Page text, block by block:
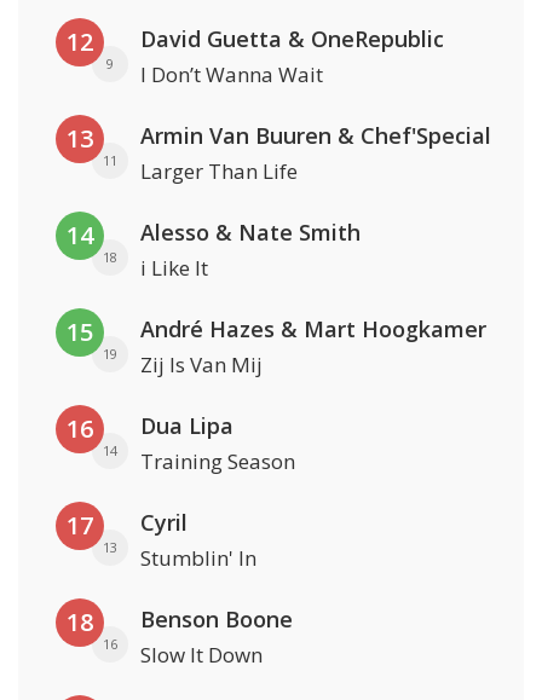
12
9
David Guetta & OneRepublic
I Don’t Wanna Wait
13
11
Armin Van Buuren & Chef'Special
Larger Than Life
14
18
Alesso & Nate Smith
i Like It
15
19
André Hazes & Mart Hoogkamer
Zij Is Van Mij
16
14
Dua Lipa
Training Season
17
13
Cyril
Stumblin' In
18
16
Benson Boone
Slow It Down